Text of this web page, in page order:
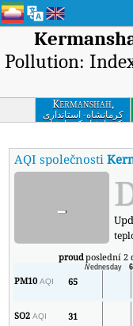
Pollution:
Kermanshah,
Kerman Shah
کرمانشاه- استانداری
کرمانشاه كرمانشاه
AQI společnosti
-
proudposlední 2
PM10AQI 65
SO2AQI 31